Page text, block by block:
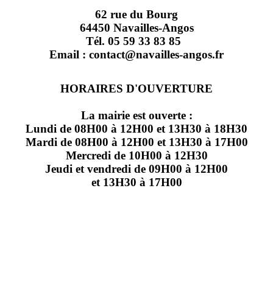
62 rue du Bourg
64450 Navailles-Angos
Tél. 05 59 33 83 85
Email : contact@navailles-angos.fr
HORAIRES D'OUVERTURE
La mairie est ouverte :
Lundi de 08H00 à 12H00 et 13H30 à 18H30
Mardi de 08H00 à 12H00 et 13H30 à 17H00
Mercredi de 10H00 à 12H30
Jeudi et vendredi de 09H00 à 12H00
et 13H30 à 17H00